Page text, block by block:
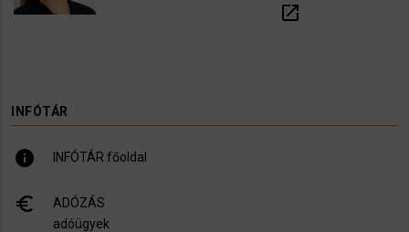
open_in_new
INFÓTÁR
info INFÓTÁR főoldal
euro_symbol
ADÓZÁS
adóügyek